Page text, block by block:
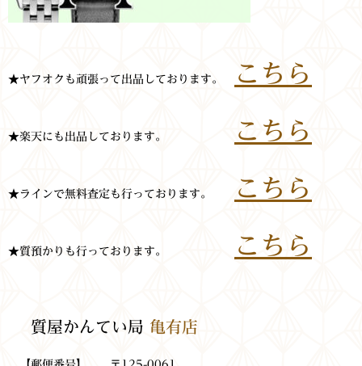
★ヤフオクも頑張って出品しております。 こちら
★楽天にも出品しております。 こちら
★ラインで無料査定も行っております。 こちら
★質預かりも行っております。 こちら
質屋かんてい局 亀有店